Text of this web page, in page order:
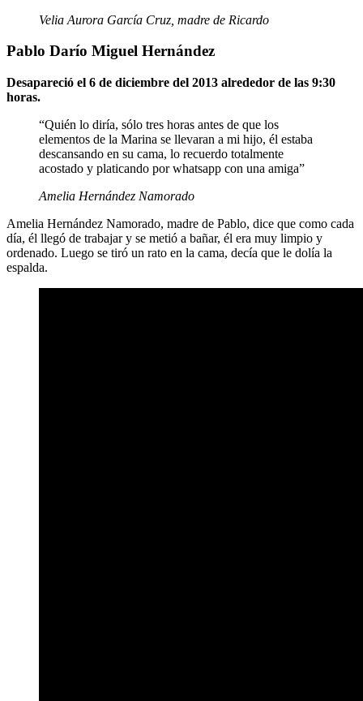
Velia Aurora García Cruz, madre de Ricardo
Pablo Darío Miguel Hernández
Desapareció el 6 de diciembre del 2013 alrededor de las 9:30
horas.
“Quién lo diría, sólo tres horas antes de que los
elementos de la Marina se llevaran a mi hijo, él estaba
descansando en su cama, lo recuerdo totalmente
acostado y platicando por whatsapp con una amiga”
Amelia Hernández Namorado
Amelia Hernández Namorado, madre de Pablo, dice que como cada
día, él llegó de trabajar y se metió a bañar, él era muy limpio y
ordenado. Luego se tiró un rato en la cama, decía que le dolía la
espalda.